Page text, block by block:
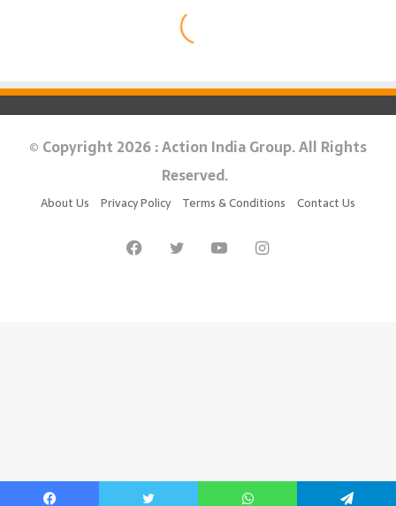
© Copyright 2026 : Action India Group. All Rights
Reserved.
About Us Privacy Policy Terms & Conditions Contact Us
FacebookTwitter YouTubeInstagram